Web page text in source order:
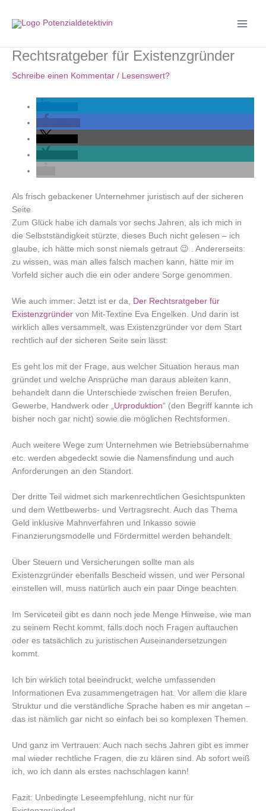
Inhalt
Rechtsratgeber für Existenzgründer
Schreibe einen Kommentar / Lesenswert?
Als frisch gebackener Unternehmer juristisch auf der sicheren
Seite
Zum Glück habe ich damals vor sechs Jahren, als ich mich in
die Selbstständigkeit stürzte, dieses Buch nicht gelesen – ich
glaube, ich hätte mich sonst niemals getraut 😉 . Andererseits:
zu wissen, was man alles falsch machen kann, hätte mir im
Vorfeld sicher auch die ein oder andere Sorge genommen.
Wie auch immer: Jetzt ist er da,
Der Rechtsratgeber für
Existenzgründer von Mit-Textine Eva Engelken. Und darin ist
wirklich alles versammelt, was Existenzgründer vor dem Start
rechtlich auf der sicheren Seite sein lässt:
Es geht los mit der Frage, aus welcher Situation heraus man
gründet und welche Ansprüche man daraus ableiten kann,
behandelt dann die Unterschiede zwischen freien Berufen,
Gewerbe, Handwerk oder „ Urproduktion“ (den Begriff kannte ich
bisher noch gar nicht) sowie die möglichen Rechtsformen.
Auch weitere Wege zum Unternehmen wie Betriebsübernahme
etc. werden abgedeckt sowie die Namensfindung und auch
Anforderungen an den Standort.
Der dritte Teil widmet sich markenrechtlichen Gesichtspunkten
und dem Wettbewerbs- und Vertragsrecht. Auch das Thema
Geld inklusive Mahnverfahren und Inkasso sowie
Finanzierungsmodelle und Fördermittel werden behandelt.
Über Steuern und Versicherungen sollte man als
Existenzgründer ebenfalls Bescheid wissen, und wer Personal
einstellen will, muss natürlich auch ein paar Dinge beachten.
Im Serviceteil gibt es dann noch jede Menge Hinweise, wie man
zu seinem Recht kommt, falls doch noch Fragen auftauchen
oder es tatsächlich zu juristischen Auseinandersetzungen
kommt.
Ich bin wirklich total beeindruckt, welche umfassenden
Informationen Eva zusammengetragen hat. Vor allem die klare
Struktur und die verständliche Sprache haben es mir angetan –
das ist nämlich gar nicht so einfach bei so komplexen Themen.
Und ganz im Vertrauen: Auch nach sechs Jahren gibt es immer
mal wieder rechtliche Fragen, die zu klären sind. Ab sofort weiß
ich, wo ich dann als erstes nachschlagen kann!
Fazit: Unbedingte Leseempfehlung, nicht nur für